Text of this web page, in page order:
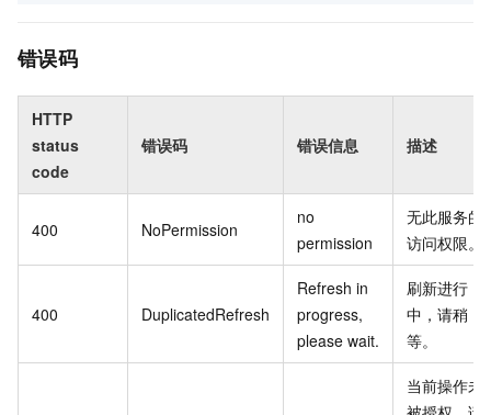
错误码
HTTP
status
code
错误码 错误信息 描述
400 NoPermission
no
permission
无此服务的
访问权限。
400 DuplicatedRefresh
Refresh in
progress,
please wait.
刷新进行
中，请稍
等。
当前操作未